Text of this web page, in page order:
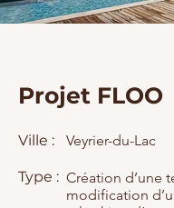
Projet FLOO
Ville : Veyrier-du-Lac
Type : Création d’une
modification